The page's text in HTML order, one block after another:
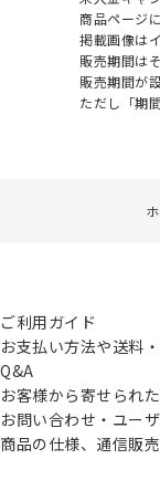
商品ページ
掲載画像は
販売期間は
販売期間が
ただし「期
ご利用ガイド
お支払い方法や送料
Q&A
お客様から寄せられ
お問い合わせ・ユー
商品の仕様、通信販